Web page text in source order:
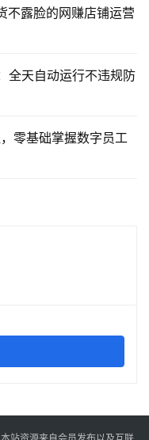
不露脸的网赚店铺运营
全天自动运行不违规防
零基础掌握数字员工